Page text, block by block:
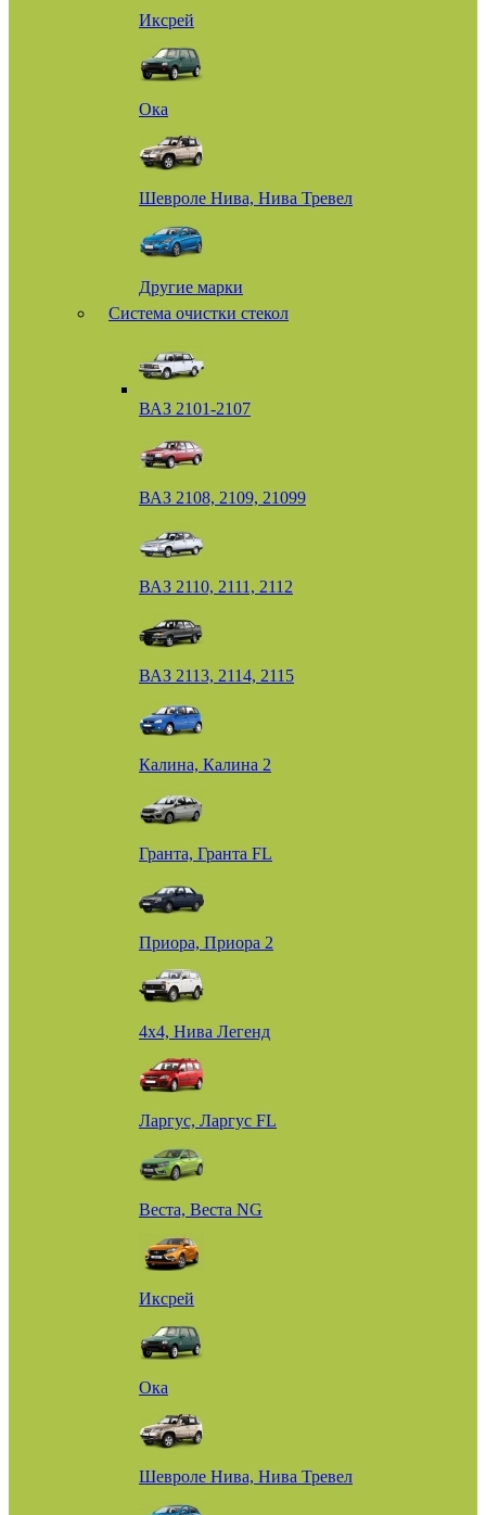
Иксрей
Ока
Шевроле Нива, Нива Тревел
Другие марки
Система очистки стекол
ВАЗ 2101-2107
ВАЗ 2108, 2109, 21099
ВАЗ 2110, 2111, 2112
ВАЗ 2113, 2114, 2115
Калина, Калина 2
Гранта, Гранта FL
Приора, Приора 2
4х4, Нива Легенд
Ларгус, Ларгус FL
Веста, Веста NG
Иксрей
Ока
Шевроле Нива, Нива Тревел